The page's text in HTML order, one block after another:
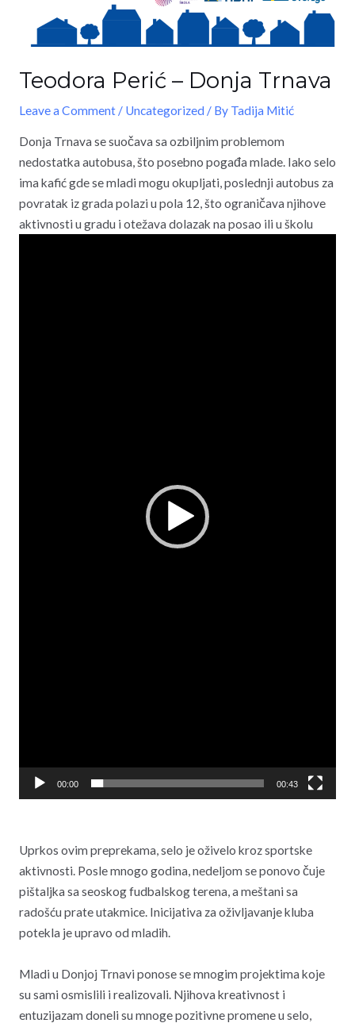
Teodora Perić – Donja Trnava
Leave a Comment / Uncategorized / By Tadija Mitić
Donja Trnava se suočava sa ozbiljnim problemom
nedostatka autobusa, što posebno pogađa mlade. Iako selo
ima kafić gde se mladi mogu okupljati, poslednji autobus za
povratak iz grada polazi u pola 12, što ograničava njihove
aktivnosti u gradu i otežava dolazak na posao ili u školu
00:00 00:43
Uprkos ovim preprekama, selo je oživelo kroz sportske
aktivnosti. Posle mnogo godina, nedeljom se ponovo čuje
pištaljka sa seoskog fudbalskog terena, a meštani sa
radošću prate utakmice. Inicijativa za oživljavanje kluba
potekla je upravo od mladih.
Mladi u Donjoj Trnavi ponose se mnogim projektima koje
su sami osmislili i realizovali. Njihova kreativnost i
entuzijazam doneli su mnoge pozitivne promene u selo,